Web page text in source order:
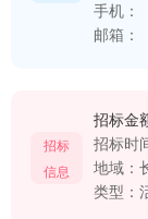
手机：
邮箱：
招标
信息
招标金
招标时
地域：
类型：